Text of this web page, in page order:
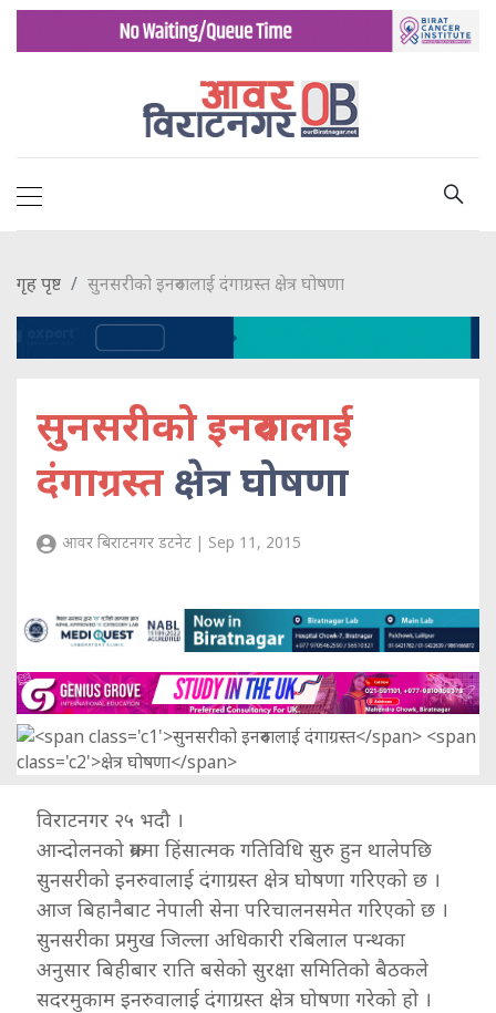
गृह पृष्ट सुनसरीको इनरुवालाई दंगाग्रस्त क्षेत्र घोषणा
सुनसरीको इनरुवालाई
दंगाग्रस्त क्षेत्र घोषणा
आवर बिराटनगर डटनेट | Sep 11, 2015
विराटनगर २५ भदौ ।
आन्दोलनको क्रममा हिंसात्मक गतिविधि सुरु हुन थालेपछि
सुनसरीको इनरुवालाई दंगाग्रस्त क्षेत्र घोषणा गरिएको छ ।
आज बिहानैबाट नेपाली सेना परिचालनसमेत गरिएको छ ।
सुनसरीका प्रमुख जिल्ला अधिकारी रबिलाल पन्थका
अनुसार बिहीबार राति बसेको सुरक्षा समितिको बैठकले
सदरमुकाम इनरुवालाई दंगाग्रस्त क्षेत्र घोषणा गरेको हो ।